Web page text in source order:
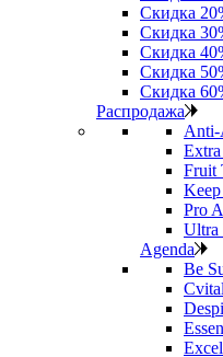
Скидка
Скидка
Скидка
Скидка
Скидка
Распродажа
Extra
Fruit
Pro
Ultra
Agenda
Be
Cvital